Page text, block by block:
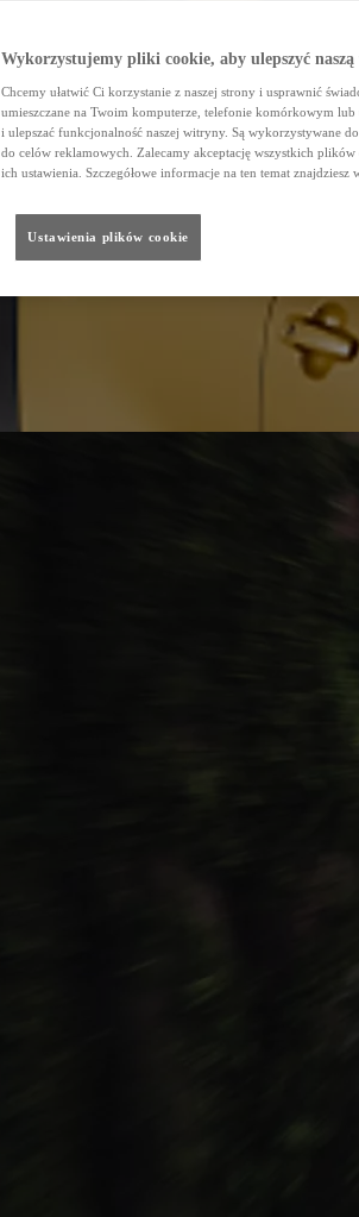
Wykorzystujemy pliki cookie, aby ulepszyć
Chcemy ułatwić Ci korzystanie z naszej strony i usprawnić
umieszczane na Twoim komputerze, telefonie komórkowym
i ulepszać funkcjonalność naszej witryny. Są wykorzystywane
do celów reklamowych. Zalecamy akceptację wszystkich
ich ustawienia. Szczegółowe informacje na ten temat znajdziesz
Ustawienia plików cookie